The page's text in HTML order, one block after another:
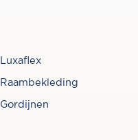
Luxaflex
Raambekleding
Gordijnen